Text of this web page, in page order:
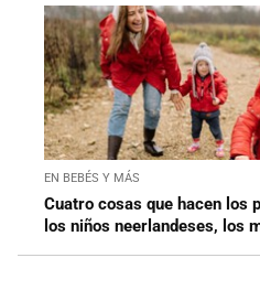
EN BEBÉS Y MÁS
Cuatro cosas que hacen los
los niños neerlandeses, los